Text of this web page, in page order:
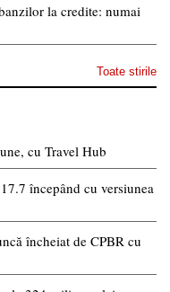
la credite: numai
Toate stirile
cu Travel Hub
începând cu versiunea
încheiat de CPBR cu